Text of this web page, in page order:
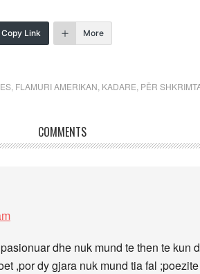
Copy Link More
FLAMURI AMERIKAN KADARE PËR
COMMENTS
dhe nuk mund te then te kun
,por dy gjara nuk mund tia fal